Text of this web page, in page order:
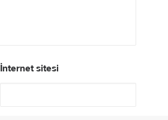
İnternet sitesi